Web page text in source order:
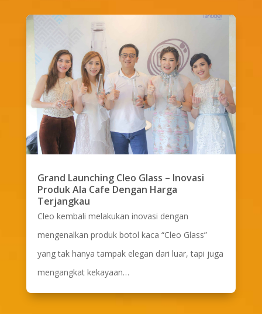
Grand Launching Cleo Glass – Inovasi
Produk Ala Cafe Dengan Harga
Terjangkau
Cleo kembali melakukan inovasi dengan
mengenalkan produk botol kaca “Cleo Glass”
yang tak hanya tampak elegan dari luar, tapi juga
mengangkat kekayaan…